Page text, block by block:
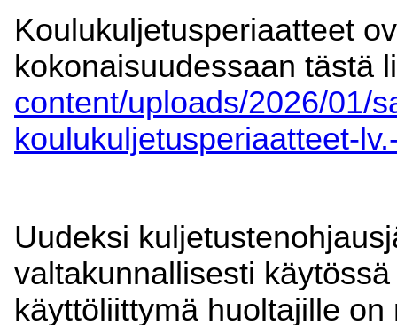
Koulukuljetusperiaatteet
kokonaisuudessaan tästä
content/uploads/2026/01/
koulukuljetusperiaatteet-
Uudeksi
valtakunnallisesti
käyttöliittymä huoltajille